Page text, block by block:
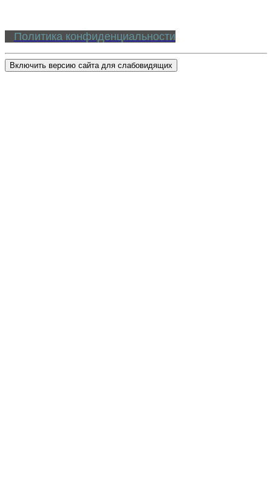
Политика конфиденциальности
Включить версию сайта для слабовидящих